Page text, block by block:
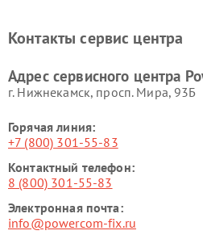
Контакты сервис центра
Адрес сервисного центра
г. Нижнекамск, просп. Мира, 93Б
Горячая линия:
+7 (800) 301-55-83
Контактный телефон:
8 (800) 301-55-83
Электронная почта:
info@powercom-fix.ru